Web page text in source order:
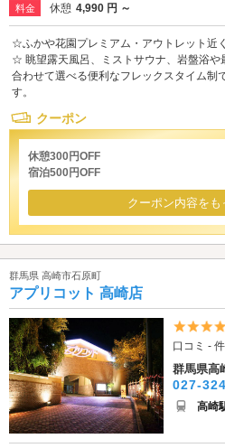
料金 休憩 4,990 円 ～
☆ふかや花園プレミアム・アウトレット近
☆ 眺望露天風呂、ミストサウナ、岩盤浴や
合わせて選べる便利なフレックスタイム制
す。
クーポン
休憩300円OFF
宿泊500円OFF
クーポン内容をも
群馬県 高崎市石原町
アプリコット 高崎店
口コミ - 件
群馬県高
027-
高崎